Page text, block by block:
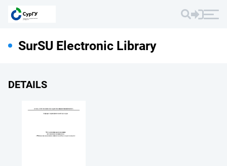
SurSU Electronic Library
DETAILS